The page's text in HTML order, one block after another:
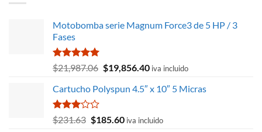
Motobomba serie Magnum Force3 de 5 HP / 3
Fases
Valorado
con
de 5
$21,987.06 El
original
$21,987.06.
$19,856.40El
actual
$19,856.40.
iva incluido
Cartucho Polyspun 4.5″ x 10″ 5 Micras
Valorado
con
$231.63 El
$185.60Eliva incluido